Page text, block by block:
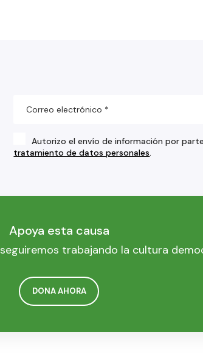
Autorizo el envío de información por
tratamiento de datos personales.
Apoya esta causa
trabajando la cultura
DONA AHORA